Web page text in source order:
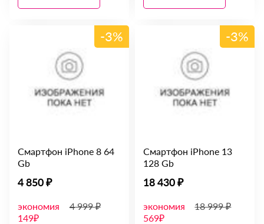
-3%
Смартфон iPhone 8 64
Gb
4 850 ₽
экономия
149₽
4 999 ₽
-3%
Смартфон iPhone 13
128 Gb
18 430 ₽
экономия
569₽
18 999 ₽